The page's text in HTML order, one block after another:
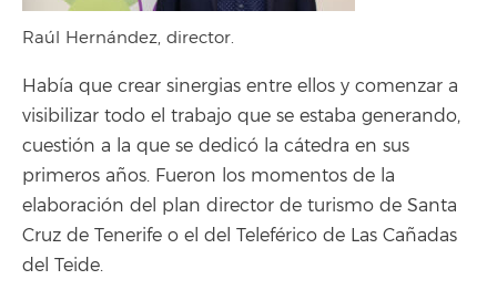
Raúl Hernández, director.
Había que crear sinergias entre ellos y comenzar a
visibilizar todo el trabajo que se estaba generando,
cuestión a la que se dedicó la cátedra en sus
primeros años. Fueron los momentos de la
elaboración del plan director de turismo de Santa
Cruz de Tenerife o el del Teleférico de Las Cañadas
del Teide.